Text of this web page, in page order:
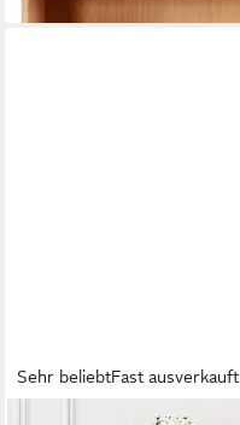
Sehr beliebtFast ausverkauft